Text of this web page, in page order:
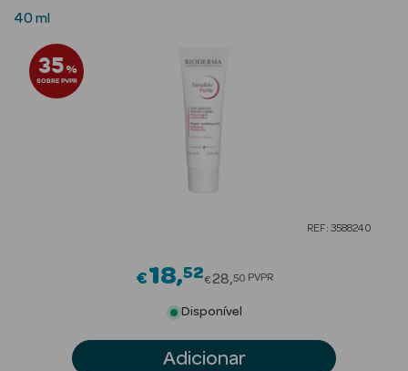
Beauty Season
Beauty Season
Cosmética
40 ml
35%
SOBRE PVPR
REF: 3588240
€18 52Price reduced from
€28 50 PVPR
Disponível
Adicionar